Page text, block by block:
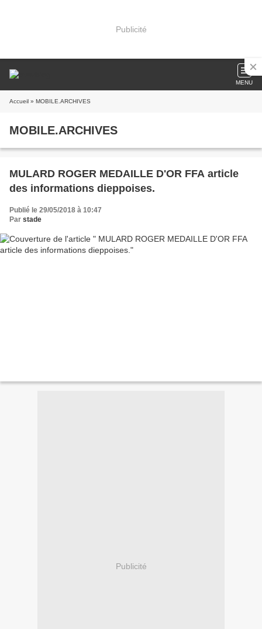
Publicité
MENU
Accueil » MOBILE.ARCHIVES
MOBILE.ARCHIVES
MULARD ROGER MEDAILLE D'OR FFA article
des informations dieppoises.
Publié le 29/05/2018 à 10:47
Par stade
Publicité